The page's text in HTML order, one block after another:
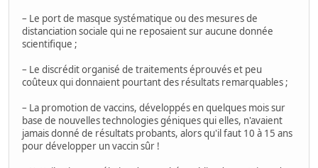
– Le port de masque systématique ou des mesures de
distanciation sociale qui ne reposaient sur aucune donnée
scientifique ;
– Le discrédit organisé de traitements éprouvés et peu
coûteux qui donnaient pourtant des résultats remarquables ;
– La promotion de vaccins, développés en quelques mois sur
base de nouvelles technologies géniques qui elles, n'avaient
jamais donné de résultats probants, alors qu'il faut 10 à 15 ans
pour développer un vaccin sûr !